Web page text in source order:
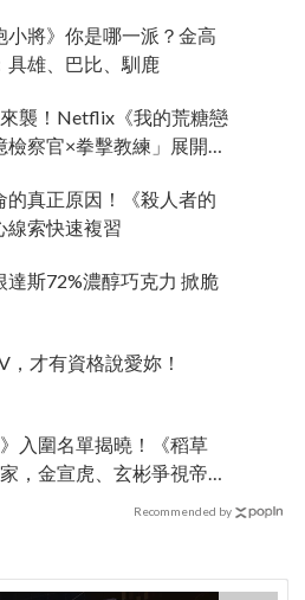
將》你是哪一派？金高
具雄、巴比、馴鹿
襲！Netflix《我的荒糖戀
察官×拳擊教練」展開荒
真正原因！《殺人者的
線索快速複習
斯72%濃醇巧克力 掀脆
才有資格說愛妳！
入圍名單揭曉！《稻草
，金宣虎、玄彬爭視帝，
Recommended by